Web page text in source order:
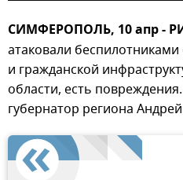
СИМФЕРОПОЛЬ, 10 апр -
атаковали
и гражданской
области, есть
губернатор региона